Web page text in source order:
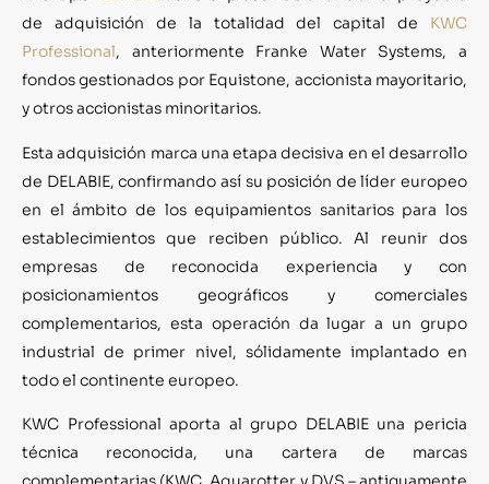
de adquisición de la totalidad del capital de KWC
Professional, anteriormente Franke Water Systems, a
fondos gestionados por Equistone, accionista mayoritario,
y otros accionistas minoritarios.
Esta adquisición marca una etapa decisiva en el desarrollo
de DELABIE, confirmando así su posición de líder europeo
en el ámbito de los equipamientos sanitarios para los
establecimientos que reciben público. Al reunir dos
empresas de reconocida experiencia y con
posicionamientos geográficos y comerciales
complementarios, esta operación da lugar a un grupo
industrial de primer nivel, sólidamente implantado en
todo el continente europeo.
KWC Professional aporta al grupo DELABIE una pericia
técnica reconocida, una cartera de marcas